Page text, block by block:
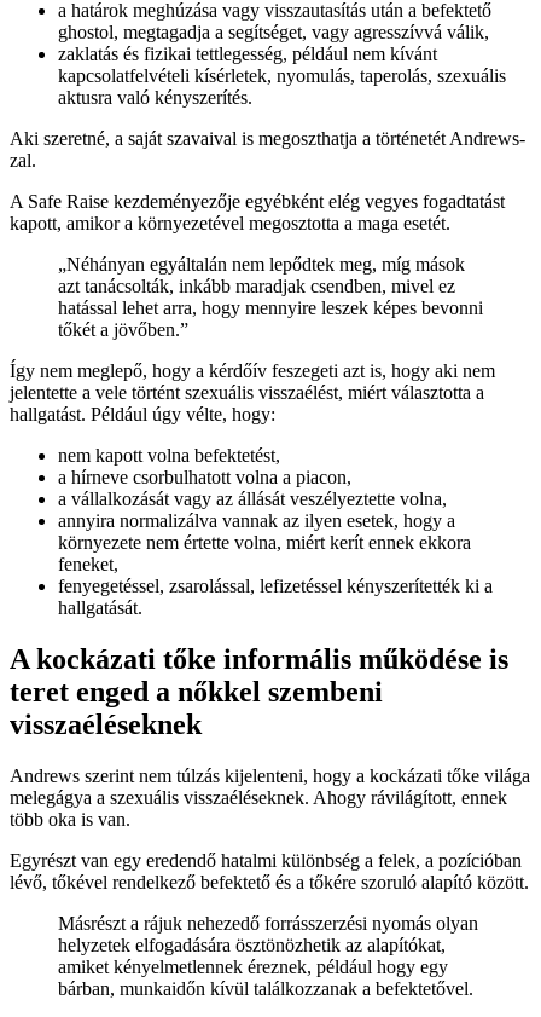
a határok meghúzása vagy visszautasítás után a befektető
ghostol, megtagadja a segítséget, vagy agresszívvá válik,
zaklatás és fizikai tettlegesség, például nem kívánt
kapcsolatfelvételi kísérletek, nyomulás, taperolás, szexuális
aktusra való kényszerítés.
Aki szeretné, a saját szavaival is megoszthatja a történetét Andrews-
zal.
A Safe Raise kezdeményezője egyébként elég vegyes fogadtatást
kapott, amikor a környezetével megosztotta a maga esetét.
„Néhányan egyáltalán nem lepődtek meg, míg mások
azt tanácsolták, inkább maradjak csendben, mivel ez
hatással lehet arra, hogy mennyire leszek képes bevonni
tőkét a jövőben.”
Így nem meglepő, hogy a kérdőív feszegeti azt is, hogy aki nem
jelentette a vele történt szexuális visszaélést, miért választotta a
hallgatást. Például úgy vélte, hogy:
nem kapott volna befektetést,
a hírneve csorbulhatott volna a piacon,
a vállalkozását vagy az állását veszélyeztette volna,
annyira normalizálva vannak az ilyen esetek, hogy a
környezete nem értette volna, miért kerít ennek ekkora
feneket,
fenyegetéssel, zsarolással, lefizetéssel kényszerítették ki a
hallgatását.
A kockázati tőke informális működése is
teret enged a nőkkel szembeni
visszaéléseknek
Andrews szerint nem túlzás kijelenteni, hogy a kockázati tőke világa
melegágya a szexuális visszaéléseknek. Ahogy rávilágított, ennek
több oka is van.
Egyrészt van egy eredendő hatalmi különbség a felek, a pozícióban
lévő, tőkével rendelkező befektető és a tőkére szoruló alapító között.
Másrészt a rájuk nehezedő forrásszerzési nyomás olyan
helyzetek elfogadására ösztönözhetik az alapítókat,
amiket kényelmetlennek éreznek, például hogy egy
bárban, munkaidőn kívül találkozzanak a befektetővel.